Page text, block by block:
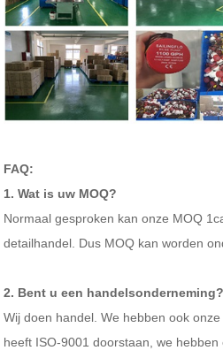
FAQ:
1. Wat is uw MOQ?
Normaal gesproken kan onze MOQ
detailhandel. Dus MOQ kan worden
2. Bent u een handelsonderneming?
Wij doen handel. We hebben ook
heeft ISO-9001 doorstaan, we hebben